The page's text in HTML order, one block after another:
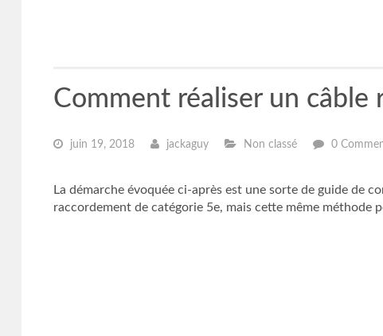
Comment réaliser un câble
juin 19, 2018 jackaguy Non classé 0
La démarche évoquée ci-après est une sorte de guide de
raccordement de catégorie 5e, mais cette même méthode